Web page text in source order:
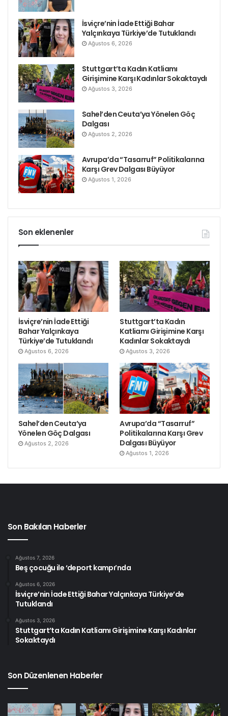
İsviçre’nin İade Ettiği Bahar
Yalçınkaya Türkiye’de Tutuklandı
Ağustos 6, 2026
Stuttgart’ta Kadın Katliamı
Girişimine Karşı Kadınlar Sokaktaydı
Ağustos 3, 2026
Sahel’den Ceuta’ya Yönelen Göç
Dalgası
Ağustos 2, 2026
Avrupa’da “Tasarruf” Politikalarına
Karşı Grev Dalgası Büyüyor
Ağustos 1, 2026
Son eklenenler
İsviçre’nin İade Ettiği
Bahar Yalçınkaya
Türkiye’de Tutuklandı
Ağustos 6, 2026
Stuttgart’ta Kadın
Katliamı Girişimine Karşı
Kadınlar Sokaktaydı
Ağustos 3, 2026
Sahel’den Ceuta’ya
Yönelen Göç Dalgası
Ağustos 2, 2026
Avrupa’da “Tasarruf”
Politikalarına Karşı Grev
Dalgası Büyüyor
Ağustos 1, 2026
Son Bakılan Haberler
Ağustos 7, 2026
Beş çocuğu ile ‘deport kampı’nda
Ağustos 6, 2026
İsviçre’nin İade Ettiği Bahar Yalçınkaya Türkiye’de
Tutuklandı
Ağustos 3, 2026
Stuttgart’ta Kadın Katliamı Girişimine Karşı Kadınlar
Sokaktaydı
Son Düzenlenen Haberler